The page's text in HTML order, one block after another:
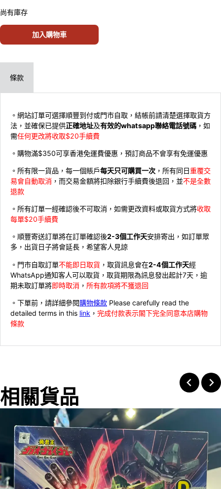
尚有庫存
加入購物車
條款
。網站訂單可選擇順豐到付或門市自取，結帳前請清楚選擇取貨方
法，並確保已提供正確地址及有效的whatsapp聯絡電話號碼 ，如
需任何更改將收取$20手續費
。購物滿$350可享香港免運費優惠，預訂商品不會享有免運優惠
。所有限一貨品，每一個賬戶每天只可購買一次 ，所有同日重覆交
易會自動取消 ，而交易金額將扣除銀行手續費後退回，並不是全數
退款
。所有訂單一經確認後不可取消，如需更改資料或取貨方式將收取
每單$20手續費
。順豐寄送訂單將在訂單確認後2-3個工作天安排寄出，如訂單眾
多，出貨日子將會延長，希望客人見諒
。門市自取訂單不能即日取貨 ，取貨訊息會在2-4個工作天經
WhatsApp通知客人可以取貨，取貨期限為訊息發出起計7天，逾
期未取訂單將即時取消 ， 所有款項將不獲退回
。下單前，請詳細參閱購物條款 Please carefully read the
detailed terms in this link ， 完成付款表示閣下完全同意本店購物
條款
相關貨品